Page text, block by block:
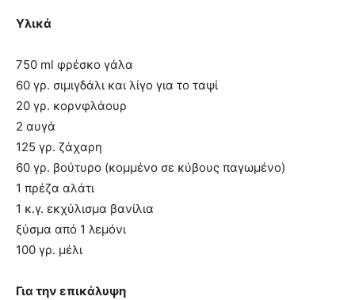
Υλικά
750 ml φρέσκο γάλα
60 γρ. σιμιγδάλι και λίγο για το ταψί
20 γρ. κορνφλάουρ
2 αυγά
125 γρ. ζάχαρη
60 γρ. βούτυρο (κομμένο σε κύβους παγωμένο)
1 πρέζα αλάτι
1 κ.γ. εκχύλισμα βανίλια
ξύσμα από 1 λεμόνι
100 γρ. μέλι
Για την επικάλυψη